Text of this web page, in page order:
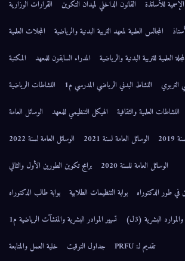
الإسمية للأساتذة
القانون الداخلي لميدان التكوين
القرارات الوزارية
المجالس العلمية لمعهد التربية البدنية والرياضية
المجلات العلمية
العلمية للتربية البدنية والرياضية
المدراء السابقون للمعهد
المكتبة
التربوي
النشاط البدني الرياضي المدرسي م1
النشاطات الرياضية
النشاطات العلمية والثقافية
الهيكل التنظيمي للمعهد
الوسائل العامة
الوسائل العامة لسنة 2021
الوسائل العامة لسنة 2022
الوسائل العامة للسنة 2020
برامج تكوين الطورين الأول والثاني
في طور الدكتوراه
بوابة التنظيمات الطلابية
بوابة طالب الدكتوراه
البشرية (3ل)
تسيير الموادر البشرية والمنشآت الرياضية م1
تقديم لـ: PRFU
جداول التوقيت
خلية العمل والمتابعة